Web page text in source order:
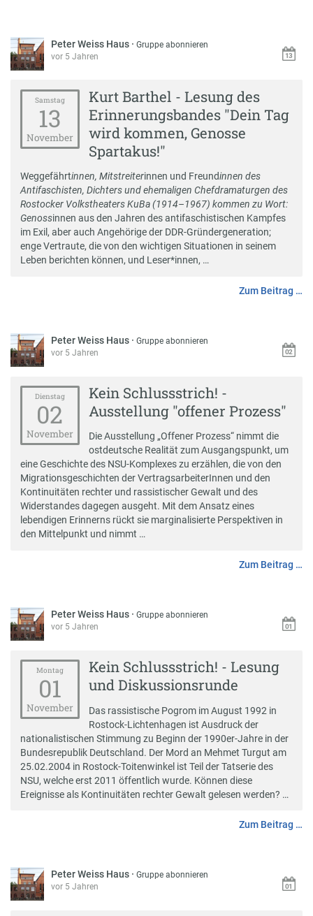
Peter Weiss Haus ·Gruppe abonnieren
vor 5 Jahren
Samstag
13
November
Kurt Barthel - Lesung des
Erinnerungsbandes "Dein Tag
wird kommen, Genosse
Spartakus!"
Weggefährtinnen, Mitstreiterinnen und Freundinnen des
Antifaschisten, Dichters und ehemaligen Chefdramaturgen des
Rostocker Volkstheaters KuBa (1914–1967) kommen zu Wort:
Genossinnen aus den Jahren des antifaschistischen Kampfes
im Exil, aber auch Angehörige der DDR-Gründergeneration;
enge Vertraute, die von den wichtigen Situationen in seinem
Leben berichten können, und Leser*innen, …
Zum Beitrag …
Peter Weiss Haus ·Gruppe abonnieren
vor 5 Jahren
Dienstag
02
November
Kein Schlussstrich! -
Ausstellung "offener Prozess"
Die Ausstellung „Offener Prozess“ nimmt die
ostdeutsche Realität zum Ausgangspunkt, um
eine Geschichte des NSU-Komplexes zu erzählen, die von den
Migrationsgeschichten der VertragsarbeiterInnen und den
Kontinuitäten rechter und rassistischer Gewalt und des
Widerstandes dagegen ausgeht. Mit dem Ansatz eines
lebendigen Erinnerns rückt sie marginalisierte Perspektiven in
den Mittelpunkt und nimmt …
Zum Beitrag …
Peter Weiss Haus ·Gruppe abonnieren
vor 5 Jahren
Montag
01
November
Kein Schlussstrich! - Lesung
und Diskussionsrunde
Das rassistische Pogrom im August 1992 in
Rostock-Lichtenhagen ist Ausdruck der
nationalistischen Stimmung zu Beginn der 1990er-Jahre in der
Bundesrepublik Deutschland. Der Mord an Mehmet Turgut am
25.02.2004 in Rostock-Toitenwinkel ist Teil der Tatserie des
NSU, welche erst 2011 öffentlich wurde. Können diese
Ereignisse als Kontinuitäten rechter Gewalt gelesen werden? …
Zum Beitrag …
Peter Weiss Haus ·Gruppe abonnieren
vor 5 Jahren